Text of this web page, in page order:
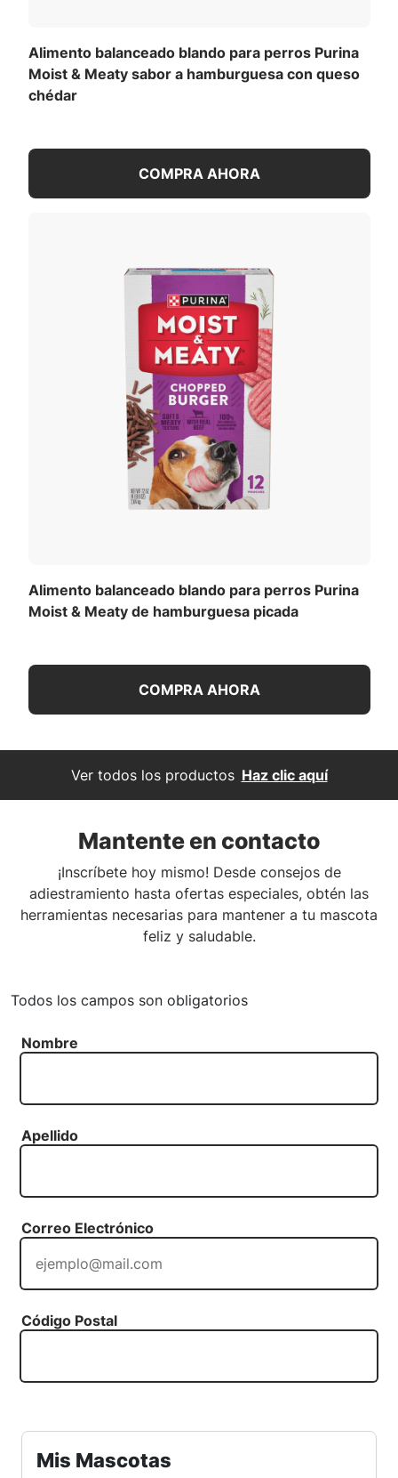
Alimento balanceado blando para perros Purina
Moist & Meaty sabor a hamburguesa con queso
chédar
COMPRA AHORA
Alimento balanceado blando para perros Purina
Moist & Meaty de hamburguesa picada
COMPRA AHORA
Ver todos los productos Haz clic aquí
Mantente en contacto
¡Inscríbete hoy mismo! Desde consejos de
adiestramiento hasta ofertas especiales, obtén las
herramientas necesarias para mantener a tu mascota
feliz y saludable.
Todos los campos son obligatorios
Nombre
Apellido
Correo Electrónico
Código Postal
Mis Mascotas